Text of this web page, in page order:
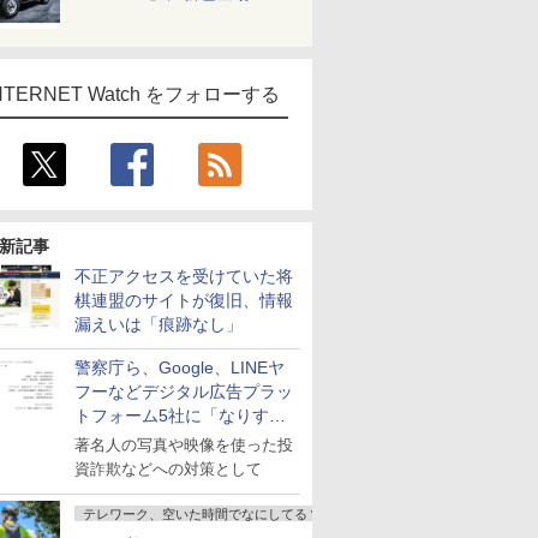
Watch をフォローする
記事
不正アクセスを受けていた将
棋連盟のサイトが復旧、情報
漏えいは「痕跡なし」
警察庁ら、Google、LINEヤ
フーなどデジタル広告プラッ
トフォーム5社に「なりすま
し詐欺広告」対策強化を要請
著名人の写真や映像を使った投
資詐欺などへの対策として
テレワーク、空いた時間でなにしてる？